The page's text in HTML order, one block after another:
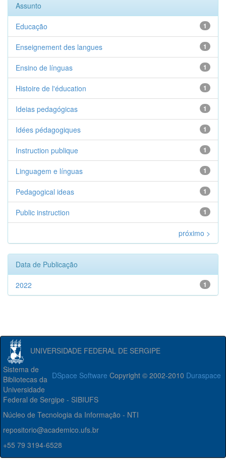
Assunto
1
Educação
1
Enseignement des langues
1
Ensino de línguas
1
Histoire de l'éducation
1
Ideias pedagógicas
1
Idées pédagogiques
1
Instruction publique
1
Linguagem e línguas
1
Pedagogical ideas
1
Public instruction
próximo >
Data de Publicação
1
2022
UNIVERSIDADE FEDERAL DE SERGIPE
DSpace Software Copyright © 2002-2010 Duraspace
Sistema de
Bibliotecas da
Universidade
Federal de Sergipe - SIBIUFS
Núcleo de Tecnologia da Informação - NTI
repositorio@academico.ufs.br
+55 79 3194-6528